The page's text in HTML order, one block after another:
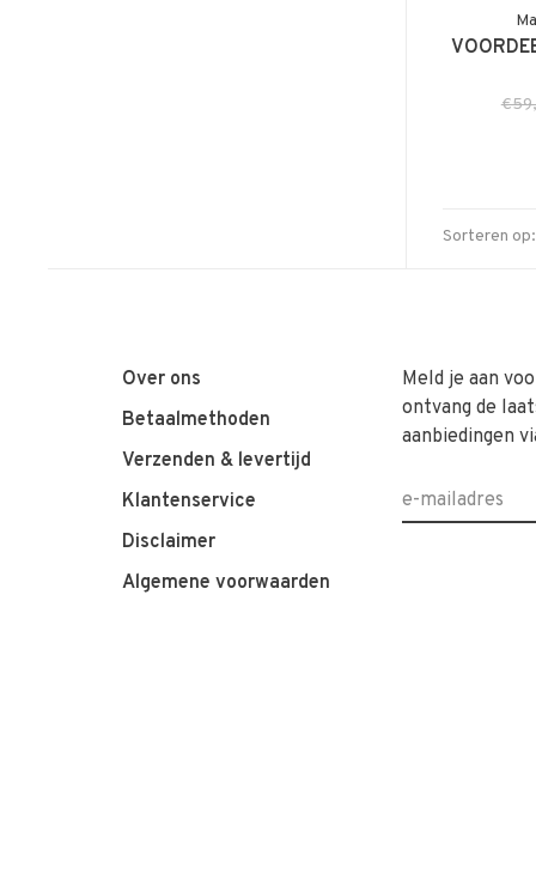
Sorteren op:
Over ons
Betaalmethoden
Verzenden & levertijd
Klantenservice
Disclaimer
Algemene voorwaarden
Meld je aan
ontvang de
aanbiedingen